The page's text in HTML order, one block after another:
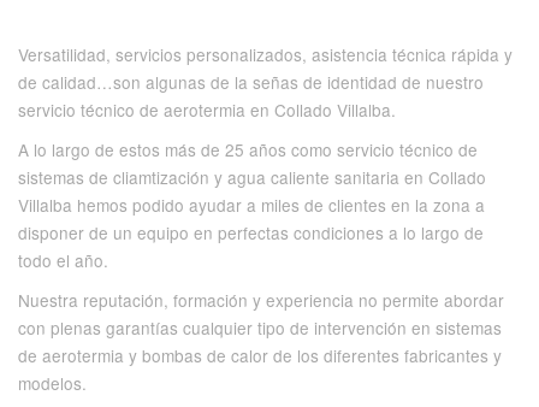
Versatilidad, servicios personalizados, asistencia técnica rápida y
de calidad…son algunas de la señas de identidad de nuestro
servicio técnico de aerotermia en Collado Villalba.
A lo largo de estos más de 25 años como servicio técnico de
sistemas de cliamtización y agua caliente sanitaria en Collado
Villalba hemos podido ayudar a miles de clientes en la zona a
disponer de un equipo en perfectas condiciones a lo largo de
todo el año.
Nuestra reputación, formación y experiencia no permite abordar
con plenas garantías cualquier tipo de intervención en sistemas
de aerotermia y bombas de calor de los diferentes fabricantes y
modelos.